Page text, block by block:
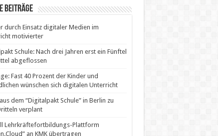
Beiträge
durch Einsatz digitaler Medien im
motivierter
Schule: Nach drei Jahren erst ein Fünftel
abgeflossen
Fast 40 Prozent der Kinder und
wünschen sich digitalen Unterricht
dem “Digitalpakt Schule” in Berlin zu
verplant
Lehrkräftefortbildungs-Plattform
an KMK übertragen